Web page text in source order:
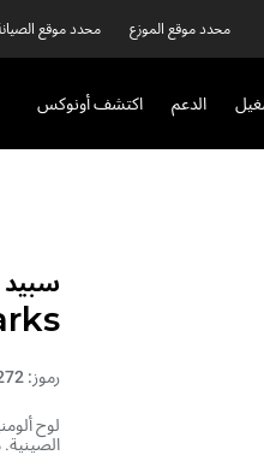
محدد موقع الموزع محدد موقع
الدعم اكتشف أونوكس
سبيد
رموز: XUC272
لوح